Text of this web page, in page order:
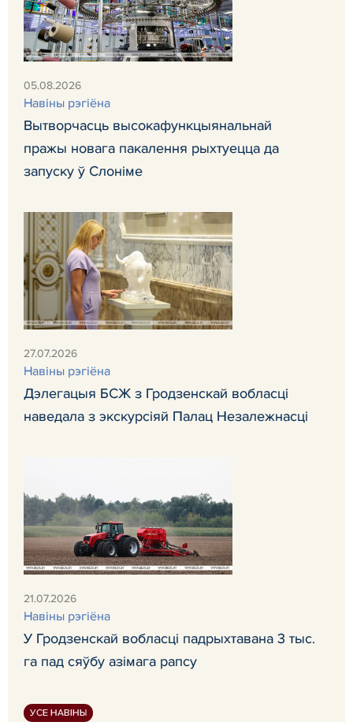
05.08.2026
Навiны рэгiёна
Вытворчасць высокафункцыянальнай
пражы новага пакалення рыхтуецца да
запуску ў Слоніме
27.07.2026
Навiны рэгiёна
Дэлегацыя БСЖ з Гродзенскай вобласці
наведала з экскурсіяй Палац Незалежнасці
21.07.2026
Навiны рэгiёна
У Гродзенскай вобласці падрыхтавана 3 тыс.
га пад сяўбу азімага рапсу
УСЕ НАВІНЫ